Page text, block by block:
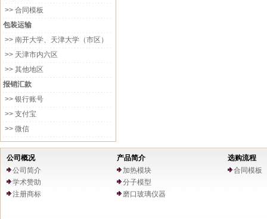
>> 合同模板
包装运输
>> 南开大学、天津大学（市区）
>> 天津市内六区
>> 其他地区
报销汇款
>> 银行账号
>> 支付宝
>> 微信
公司概况
公司简介
学术赞助
注册商标
产品简介
加热模块
分子模型
磨口玻璃仪器
选购流程
合同模板